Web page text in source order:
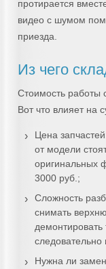
протирается
видео с шумом
приезда.
Из чего
Стоимость работы
Вот что влияет на
Цена
от модели
оригинальных
3000 руб.;
Сложность
снимать
демонтировать
следовательно
Нужна ли